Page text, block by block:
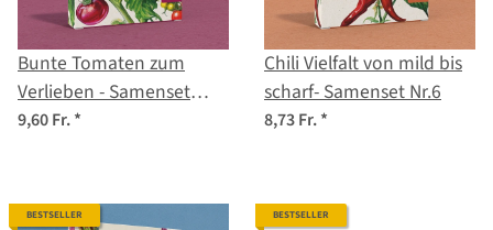
Bunte Tomaten zum
Verlieben - Samenset
Nr.30
9,60 Fr.*
Chili Vielfalt von mild bis
scharf- Samenset Nr.6
8,73 Fr.*
BESTSELLER BESTSELLER